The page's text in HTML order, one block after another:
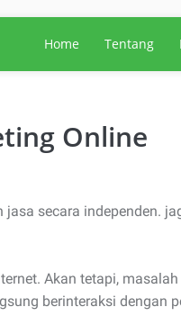
Home Tentang
Online
secara independen.
Akan tetapi, masalah
berinteraksi dengan